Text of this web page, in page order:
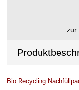
Bio Recycling